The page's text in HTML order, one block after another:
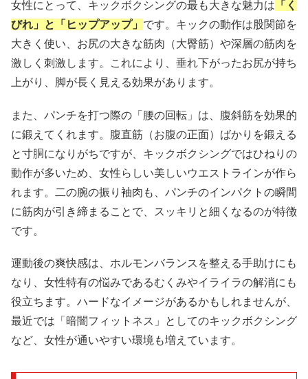
女性にとって、キックボクシングの最も大きな魅力は 「く
びれ」と「ヒップアップ」 です。キックの動作は股関節を
大きく使い、お尻の大きな筋肉（大臀筋）や深層の筋肉を
激しく刺激します。これにより、垂れ下がったお尻が持ち
上がり、脚が長く見える効果があります。
また、パンチを打つ際の「腰の回転」は、腹斜筋を効果的
に鍛えてくれます。腹直筋（お腹の正面）ばかりを鍛える
と寸胴になりがちですが、キックボクシングではひねりの
動作が多いため、女性らしい美しいウエストラインが作ら
れます。二の腕の振り袖肉も、パンチのインパクトの瞬間
に筋肉が引き締まることで、スッキリと細くなるのが特徴
です。
運動後の爽快感は、ホルモンバランスを整える手助けにも
なり、女性特有の悩みであるむくみやイライラの解消にも
役立ちます。ハードなイメージがあるかもしれませんが、
最近では「暗闇フィットネス」としてのキックボクシング
など、女性が通いやすい環境も増えています。